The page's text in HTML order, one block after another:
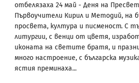
отбелязаха 24 май - Деня на
Първоучители Кирил и Методий, на
просвета, култура и писменост. С
литургии, с венци от цветя,
иконата на светите братя, и
много настроение, с българска
ястия преминаха...